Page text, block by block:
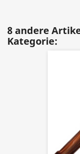
8 andere
Kategorie: